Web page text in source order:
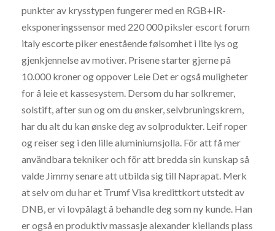
punkter av krysstypen fungerer med en RGB+IR-
eksponeringssensor med 220 000 piksler escort forum
italy escorte piker enestående følsomhet i lite lys og
gjenkjennelse av motiver. Prisene starter gjerne på
10.000 kroner og oppover Leie Det er også muligheter
for å leie et kassesystem. Dersom du har solkremer,
solstift, after sun og om du ønsker, selvbruningskrem,
har du alt du kan ønske deg av solprodukter. Leif roper
og reiser seg i den lille aluminiumsjolla. För att få mer
användbara tekniker och för att bredda sin kunskap så
valde Jimmy senare att utbilda sig till Naprapat. Merk
at selv om du har et Trumf Visa kredittkort utstedt av
DNB, er vi lovpålagt å behandle deg som ny kunde. Han
er også en produktiv massasje alexander kiellands plass